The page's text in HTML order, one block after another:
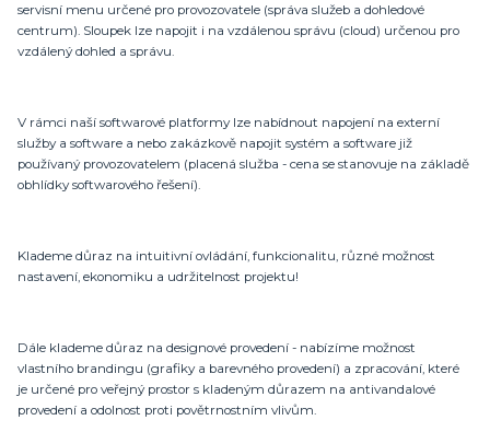
servisní menu určené pro provozovatele (správa služeb a dohledové
centrum). Sloupek lze napojit i na vzdálenou správu (cloud) určenou pro
vzdálený dohled a správu.
V rámci naší softwarové platformy lze nabídnout napojení na externí
služby a software a nebo zakázkově napojit systém a software již
používaný provozovatelem (placená služba - cena se stanovuje na základě
obhlídky softwarového řešení).
Klademe důraz na intuitivní ovládání, funkcionalitu, různé možnost
nastavení, ekonomiku a udržitelnost projektu!
Dále klademe důraz na designové provedení - nabízíme možnost
vlastního brandingu (grafiky a barevného provedení) a zpracování, které
je určené pro veřejný prostor s kladeným důrazem na antivandalové
provedení a odolnost proti povětrnostním vlivům.